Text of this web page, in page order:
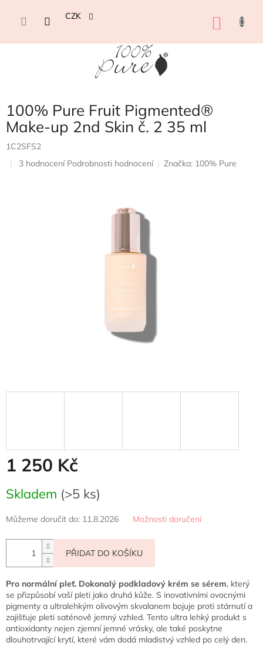
obsah
CZK
100% Pure Fruit Pigmented®
Make-up 2nd Skin č. 2 35 ml
1C2SFS2
Průměrné
3 hodnocení Podrobnosti hodnocení Značka: 100% Pure
1 250 Kč
cena:
Skladem (>5 ks)
Můžeme doručit do: 11.8.2026 Možnosti doručení
PŘIDAT DO KOŠÍKU
Pro normální pleť. Dokonalý podkladový krém se sérem, který
se přizpůsobí vaší pleti jako druhá kůže. S inovativními ovocnými
pigmenty a ultralehkým olivovým skvalanem bojuje proti stárnutí a
zajišťuje pleti saténově jemný vzhled. Tento ultra lehký produkt s
antioxidanty nejen zjemní jemné vrásky, ale také poskytne
dlouhotrvající krytí, které vám dodá mladistvý vzhled po celý den.